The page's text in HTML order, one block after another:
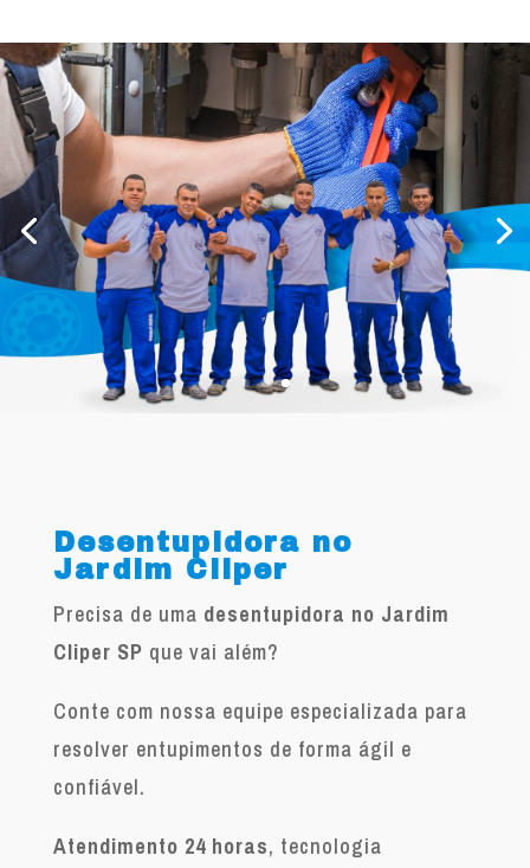
Desentupidora no
Jardim Cliper
Precisa de uma desentupidora no Jardim
Cliper SP que vai além?
Conte com nossa equipe especializada para
resolver entupimentos de forma ágil e
confiável.
Atendimento 24 horas, tecnologia